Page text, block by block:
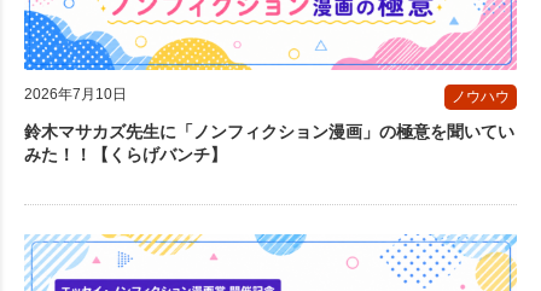
2026年7月10日 ノウハウ
鈴木マサカズ先生に「ノンフィクション漫画」の極意を聞いてい
みた！！【くらげバンチ】